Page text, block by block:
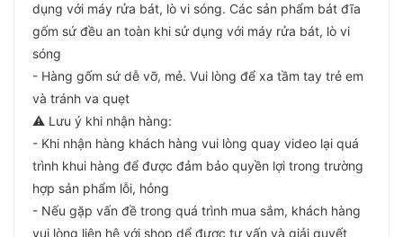
dụng với máy rửa bát, lò vi sóng. Các sản phẩm bát đĩa
gốm sứ đều an toàn khi sử dụng với máy rửa bát, lò vi
sóng
- Hàng gốm sứ dễ vỡ, mẻ. Vui lòng để xa tầm tay trẻ em
và tránh va quẹt
⚠️ Lưu ý khi nhận hàng:
- Khi nhận hàng khách hàng vui lòng quay video lại quá
trình khui hàng để được đảm bảo quyền lợi trong trường
hợp sản phẩm lỗi, hỏng
- Nếu gặp vấn đề trong quá trình mua sắm, khách hàng
vui lòng liên hệ với shop dể được tư vấn và giải quyết